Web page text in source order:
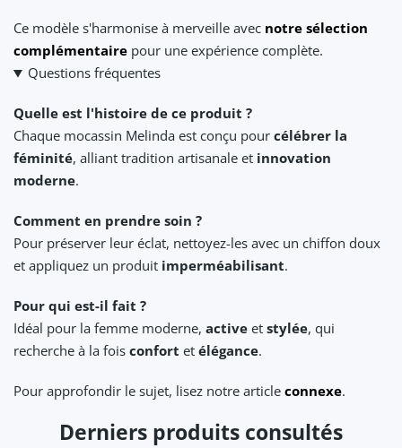
Ce modèle s'harmonise à merveille avec notre sélection
complémentaire pour une expérience complète.
Questions fréquentes
Quelle est l'histoire de ce produit ?
Chaque mocassin Melinda est conçu pour célébrer la
féminité, alliant tradition artisanale et innovation
moderne.
Comment en prendre soin ?
Pour préserver leur éclat, nettoyez-les avec un chiffon doux
et appliquez un produit imperméabilisant.
Pour qui est-il fait ?
Idéal pour la femme moderne, active et stylée, qui
recherche à la fois confort et élégance.
Pour approfondir le sujet, lisez notre article connexe.
Derniers produits consultés